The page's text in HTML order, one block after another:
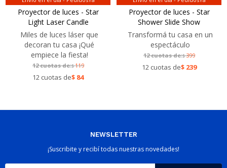
Proyector de luces - Star
Light Laser Candle
Miles de luces láser que
decoran tu casa ¡Qué
empiece la fiesta!
12 cuotas de:$119
12 cuotas de$ 84
Proyector de luces - Star
Shower Slide Show
Transformá tu casa en un
espectáculo
12 cuotas de:$399
12 cuotas de$ 239
NEWSLETTER
¡Suscribite y recibí todas nuestras novedades!